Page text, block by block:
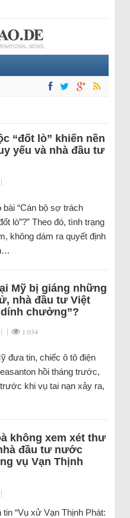
“đốt lò” khiến nền
yếu và nhà đầu tư
|
“Cán bộ sợ trách
lò”?” Theo đó, tình trạng
không dám ra quyết định
Mỹ bị giáng những
nhà đầu tư Việt
chưởng”?
| | 1.034
đưa tin, chiếc ô tô điện
hồi tháng trước,
khi vụ tai nạn xảy ra,
không xem xét thư
đầu tư nước
vụ Vạn Thịnh
|
“Vụ xử Vạn Thịnh Phát: